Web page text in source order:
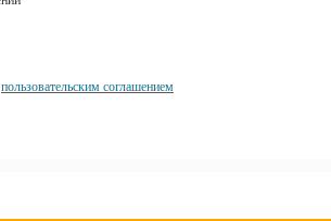
пользовательским соглашением